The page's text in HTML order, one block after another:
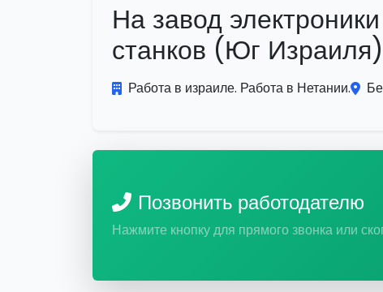
На завод
станков (Юг Израиля)
Работа в израиле. Работа в Нетании.
Позвонить работодателю
Нажмите кнопку для прямого звонка или